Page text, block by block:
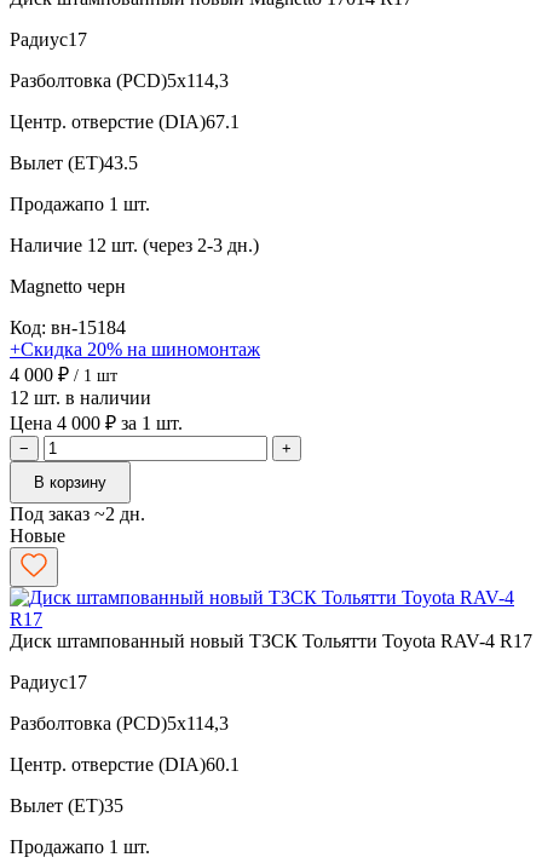
Радиус17
Разболтовка (PCD)5x114,3
Центр. отверстие (DIA)67.1
Вылет (ET)43.5
Продажапо 1 шт.
Наличие 12 шт. (через 2-3 дн.)
Magnetto черн
Код: вн-15184
+Скидка 20% на шиномонтаж
4 000 ₽ / 1 шт
12 шт. в наличии
Цена 4 000 ₽ за 1 шт.
−
+
В корзину
Под заказ ~2 дн.
Новые
Диск штампованный новый ТЗСК Тольятти Toyota RAV-4 R17
Радиус17
Разболтовка (PCD)5x114,3
Центр. отверстие (DIA)60.1
Вылет (ET)35
Продажапо 1 шт.